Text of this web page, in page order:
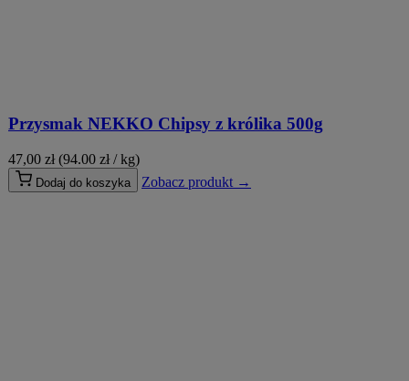
Przysmak NEKKO Chipsy z królika 500g
47,00 zł (94.00 zł / kg)
Dodaj do koszyka Zobacz produkt →